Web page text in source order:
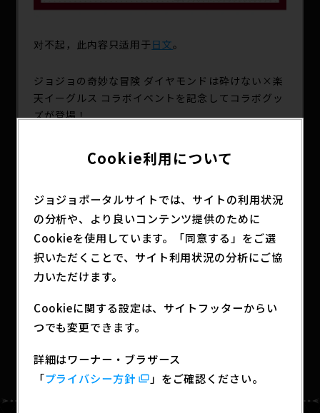
对不起，此内容只适用于日文。
ジョジョの奇妙な冒険 ダイヤモンドは砕けない×楽
天イーグルス コラボイベントを記念してコラボグッ
ズが登場！
ル型ラバーキーホルダーどちらも完全受注生産商品
となります。
すのでこの機会をお見逃しなくッ！
SHARE
Cookie利用について
ジョジョポータルサイトでは、サイトの利用状況
の分析や、より良いコンテンツ提供のために
Cookieを使用しています。「同意する」をご選
択いただくことで、サイト利用状況の分析にご協
力いただけます。
Cookieに関する設定は、サイトフッターからい
つでも変更できます。
詳細はワーナー・ブラザース
「プライバシー方針 」をご確認ください。